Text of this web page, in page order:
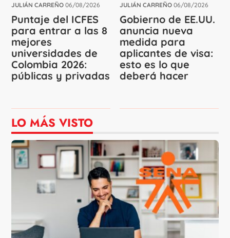
JULIÁN CARREÑO 06/08/2026
Puntaje del ICFES
para entrar a las 8
mejores
universidades de
Colombia 2026:
públicas y privadas
JULIÁN CARREÑO 06/08/2026
Gobierno de EE.UU.
anuncia nueva
medida para
aplicantes de visa:
esto es lo que
deberá hacer
LO MÁS VISTO